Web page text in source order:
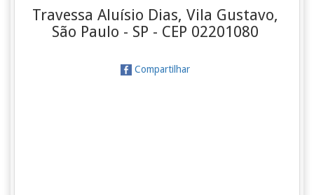
Travessa Aluísio Dias, Vila Gustavo,
São Paulo - SP - CEP 02201080
Compartilhar